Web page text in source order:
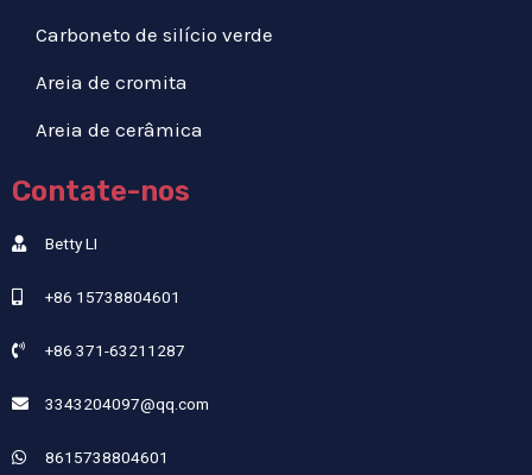
Carboneto de silício verde
Areia de cromita
Areia de cerâmica
Contate-nos
Betty LI
+86 15738804601
+86 371-63211287
3343204097@qq.com
8615738804601